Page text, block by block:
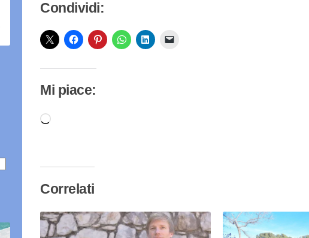
Condividi:
Mi piace:
Caricamento
Correlati